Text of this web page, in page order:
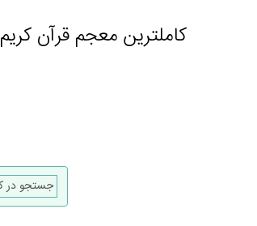
کاملترین معجم قرآن کریم